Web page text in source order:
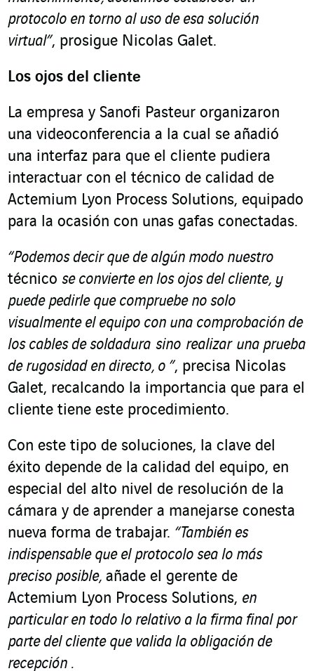
protocolo en torno al uso de esa solución
virtual”, prosigue Nicolas Galet.
Los ojos del cliente
La empresa y Sanofi Pasteur organizaron
una videoconferencia a la cual se añadió
una interfaz para que el cliente pudiera
interactuar con el técnico de calidad de
Actemium Lyon Process Solutions, equipado
para la ocasión con unas gafas conectadas.
“Podemos decir que de algún modo nuestro
técnico se convierte en los ojos del cliente, y
puede pedirle que compruebe no solo
visualmente el equipo con una comprobación de
los cables de soldadura sino realizar una prueba
de rugosidad en directo, o ”, precisa Nicolas
Galet, recalcando la importancia que para el
cliente tiene este procedimiento.
Con este tipo de soluciones, la clave del
éxito depende de la calidad del equipo, en
especial del alto nivel de resolución de la
cámara y de aprender a manejarse conesta
nueva forma de trabajar. “También es
indispensable que el protocolo sea lo más
preciso posible, añade el gerente de
Actemium Lyon Process Solutions, en
particular en todo lo relativo a la firma final por
parte del cliente que valida la obligación de
recepción .